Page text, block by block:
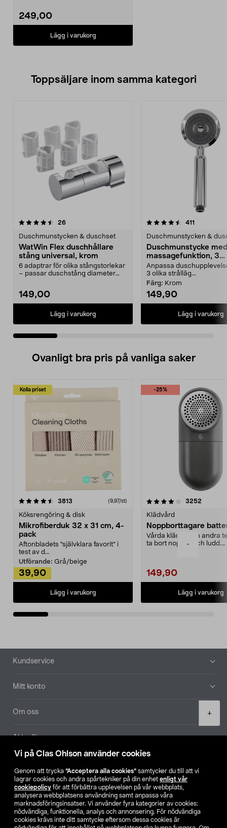
Vi på Clas Ohlson använder cookies
Genom att trycka ”Acceptera alla cookies” samtycker du till att vi
lagrar cookies och andra spårtekniker på din enhet enligt vår
cookiepolicy för att förbättra upplevelsen på vår webbplats,
analysera webbplatsens användning samt anpassa våra
marknadsföringsinsatser. Vi använder fyra kategorier av cookies:
nödvändiga, funktionella, analys och annonsering. För nödvändiga
cookies krävs inte ditt samtycke eftersom dessa cookies är
-
+
249,00
Lägg i varukorg
Toppsäljare inom samma kategori
26recensioner
Duschmunstycken & duschset
WatWin Flex duschhållare
stång universal, krom
6 adaptrar för olika stångstorlekar
– passar duschstång diameter
149,00
Lägg i varukorg
4.5 av 5 stjärnor 411
Duschmunstycken &
Duschmunstycke med
massagefunktion, 3
strållägen
Anpassa
3 olika strålläg...
Färg: Krom
149,90
Lägg i varukorg
4.5 av 5 stjärnor
Ovanligt bra pris på vanliga saker
Kolla priset
3813 (9,97/st)
Köksrengöring & disk
Mikrofiberduk 32 x 31 cm, 4-
pack
Aftonbladets "självklara favorit” i
test av d...
Utförande: Grå/beige
39,90
Lägg i varukorg
-25%
4.0av 5 stjärnor 3252
Klädvård
Noppborttagare
Vårda kläder och andra
ta bort noppor och ludd.
149,90
Lägg i varukorg
4.5av 5 stjärnor
Sidfot
Kundservice
Mitt konto
Om oss
Aktuellt
Hitta butik
SE NO FI